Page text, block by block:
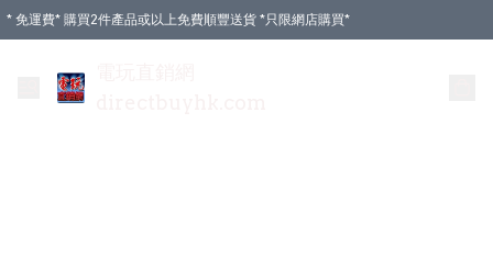
* 免運費* 購買2件產品或以上免費順豐送貨 *只限網店購買*